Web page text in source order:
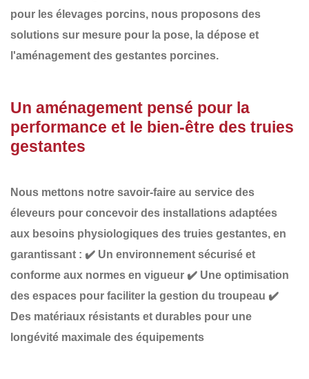
pour les élevages porcins, nous proposons des
solutions sur mesure pour la pose, la dépose et
l'aménagement des gestantes porcines.
Un aménagement pensé pour la
performance et le bien-être des truies
gestantes
Nous mettons notre savoir-faire au service des
éleveurs pour concevoir des installations adaptées
aux besoins physiologiques des truies gestantes, en
garantissant : ✔️ Un environnement sécurisé et
conforme aux normes en vigueur ✔️ Une optimisation
des espaces pour faciliter la gestion du troupeau ✔️
Des matériaux résistants et durables pour une
longévité maximale des équipements